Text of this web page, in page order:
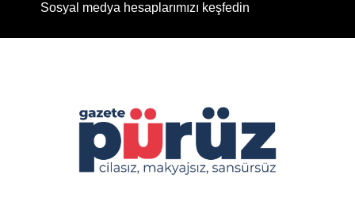
Sosyal medya hesaplarımızı keşfedin